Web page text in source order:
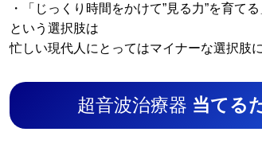
・「じっくり時間をかけて”見る力”を育てる
という選択肢は
忙しい現代人にとってはマイナーな選択肢
超音波治療器 当てる